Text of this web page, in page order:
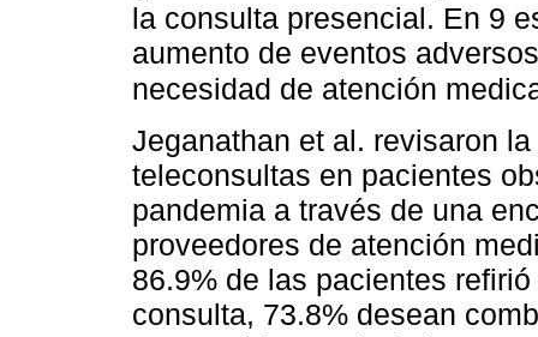
la consulta presencial. En 9
aumento de eventos
necesidad de atención
Jeganathan et al. revisaron
teleconsultas en pacientes
pandemia a través de una
proveedores de atención
86.9% de las pacientes
consulta, 73.8% desean